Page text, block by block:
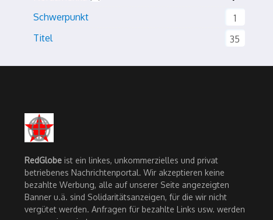
Schwerpunkt
1
Titel
35
RedGlobe ist ein linkes, unkommerzielles und privat
betriebenes Nachrichtenportal. Wir akzeptieren keine
bezahlte Werbung, alle auf unserer Seite angezeigten
Banner u.ä. sind Solidaritätsanzeigen, für die wir nicht
vergütet werden. Anfragen für bezahlte Links usw. werden